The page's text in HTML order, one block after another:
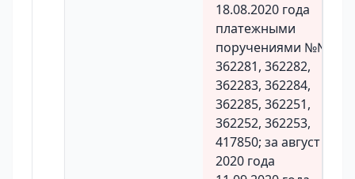
18.08.2020 года
платежными
поручениями №№
362281, 362282,
362283, 362284,
362285, 362251,
362252, 362253,
417850; за август
2020 года